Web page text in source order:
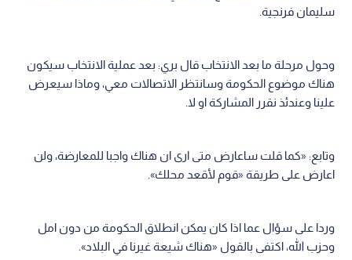
سليمان فرنجية.
وحول مرحلة ما بعد الانتخاب قال بري: بعد عملية الانتخاب سيكون
هناك موضوع الحكومة وسانتظر الاتصالات معي، وماذا سيعرض
علينا وعندئذ نقرر المشاركة او لا.
وتابع: «كما قلت ساعارض متى ارى ان هناك واجبا للمعارضة، ولن
اعارض على طريقة «قوم لأقعد محلك».
وردا على سؤال عما اذا كان يمكن انطلاق الحكومة من دون امل
وحزب الله، اكتفى بالقول «هناك شيعة غيرنا في البلاد».